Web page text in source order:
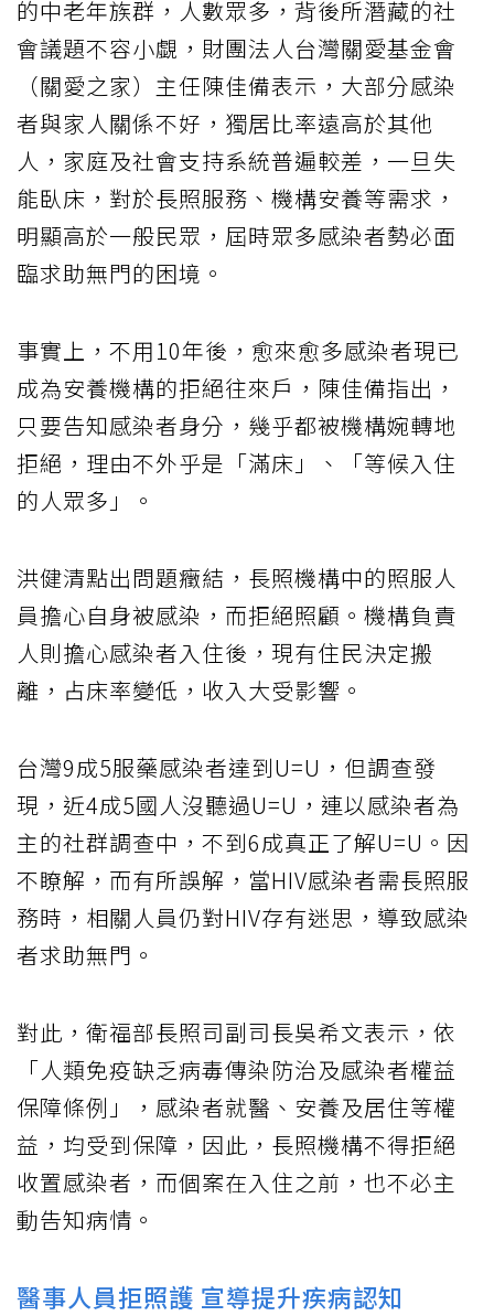
的中老年族群，人數眾多，背後所潛藏的社
會議題不容小覷，財團法人台灣關愛基金會
（關愛之家）主任陳佳備表示，大部分感染
者與家人關係不好，獨居比率遠高於其他
人，家庭及社會支持系統普遍較差，一旦失
能臥床，對於長照服務、機構安養等需求，
明顯高於一般民眾，屆時眾多感染者勢必面
臨求助無門的困境。
事實上，不用10年後，愈來愈多感染者現已
成為安養機構的拒絕往來戶，陳佳備指出，
只要告知感染者身分，幾乎都被機構婉轉地
拒絕，理由不外乎是「滿床」、「等候入住
的人眾多」。
洪健清點出問題癥結，長照機構中的照服人
員擔心自身被感染，而拒絕照顧。機構負責
人則擔心感染者入住後，現有住民決定搬
離，占床率變低，收入大受影響。
台灣9成5服藥感染者達到U=U，但調查發
現，近4成5國人沒聽過U=U，連以感染者為
主的社群調查中，不到6成真正了解U=U。因
不瞭解，而有所誤解，當HIV感染者需長照服
務時，相關人員仍對HIV存有迷思，導致感染
者求助無門。
對此，衛福部長照司副司長吳希文表示，依
「人類免疫缺乏病毒傳染防治及感染者權益
保障條例」，感染者就醫、安養及居住等權
益，均受到保障，因此，長照機構不得拒絕
收置感染者，而個案在入住之前，也不必主
動告知病情。
醫事人員拒照護 宣導提升疾病認知